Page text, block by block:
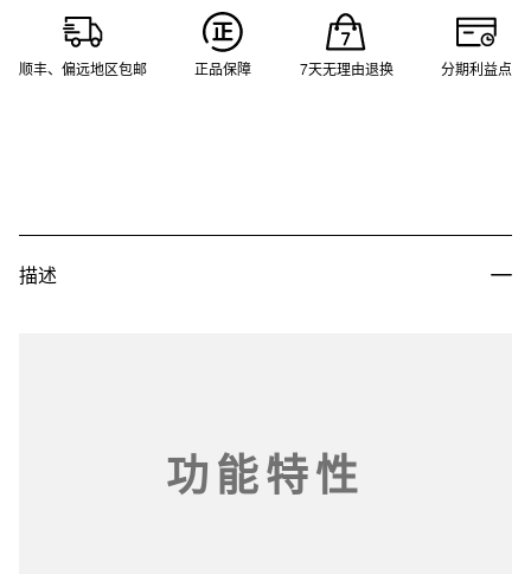
顺丰、偏远地区包邮 正品保障 7天无理由退换 分期利益点
描述
功能特性